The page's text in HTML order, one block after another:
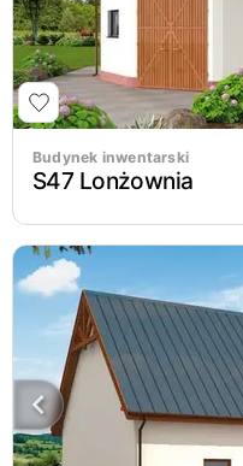
Budynek inwentarski
S47 Lonżownia